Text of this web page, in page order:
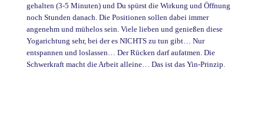
gehalten (3-5 Minuten) und Du spürst die Wirkung und Öffnung
noch Stunden danach. Die Positionen sollen dabei immer
angenehm und mühelos sein. Viele lieben und genießen diese
Yogarichtung sehr, bei der es NICHTS zu tun gibt… Nur
entspannen und loslassen… Der Rücken darf aufatmen. Die
Schwerkraft macht die Arbeit alleine… Das ist das Yin-Prinzip.